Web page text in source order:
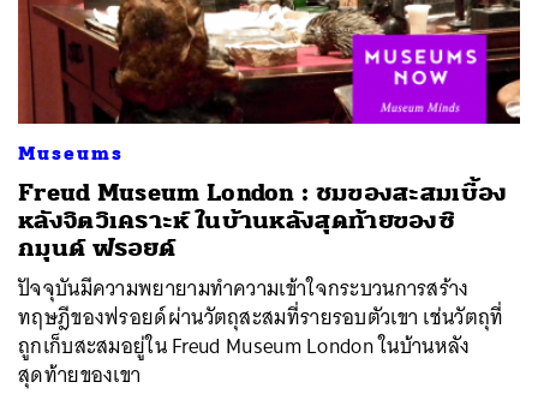
Museums
Freud Museum London : ชมของสะสมเบื้อง
หลังจิตวิเคราะห์ ในบ้านหลังสุดท้ายของซิ
กมุนด์ ฟรอยด์
ปัจจุบันมีความพยายามทำความเข้าใจกระบวนการสร้าง
ทฤษฎีของฟรอยด์ผ่านวัตถุสะสมที่รายรอบตัวเขา เช่นวัตถุที่
ถูกเก็บสะสมอยู่ใน Freud Museum London ในบ้านหลัง
สุดท้ายของเขา